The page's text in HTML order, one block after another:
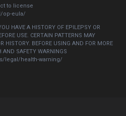
to license
op-eula/
HAVE A HISTORY OF EPILEPSY OR
USE. CERTAIN PATTERNS MAY
HISTORY. BEFORE USING AND FOR MORE
AND SAFETY WARNINGS
legal/health-warning/